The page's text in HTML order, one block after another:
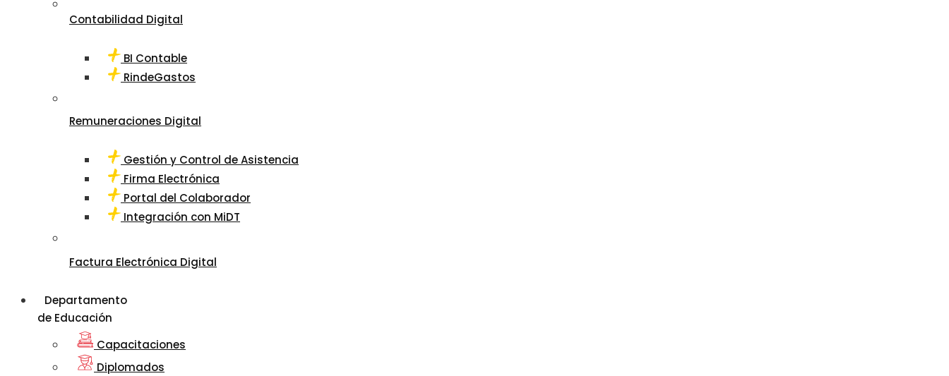
Contabilidad Digital
BI Contable
RindeGastos
Remuneraciones Digital
Gestión y Control de Asistencia
Firma Electrónica
Portal del Colaborador
Integración con MiDT
Factura Electrónica Digital
Departamento
de Educación
Capacitaciones
Diplomados